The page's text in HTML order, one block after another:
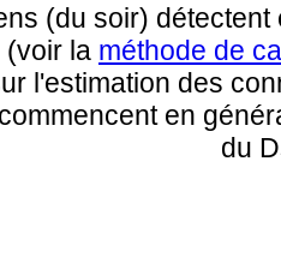
(du soir)
(voir la méthode de
l'estimation des
en
du